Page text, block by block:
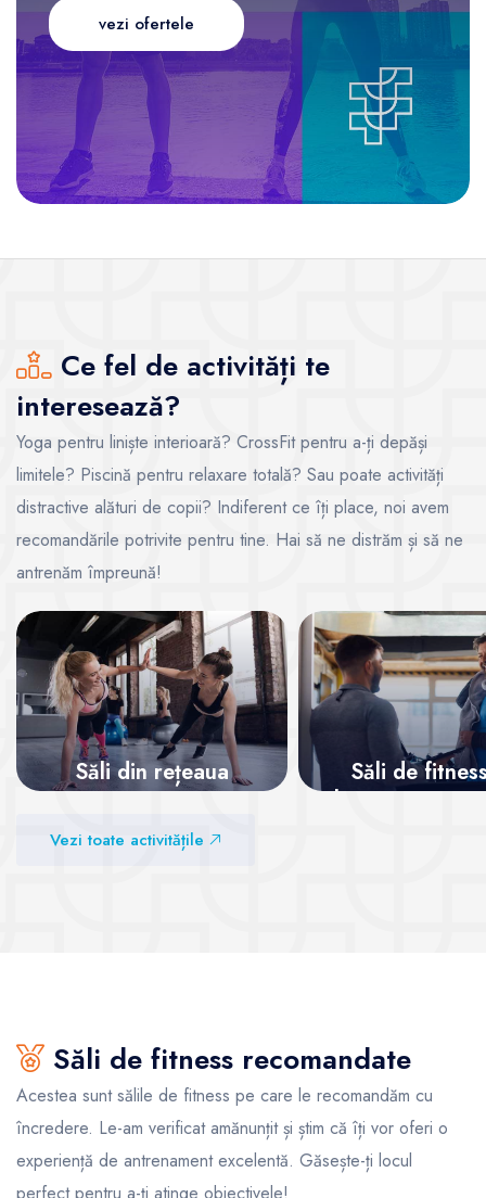
vezi ofertele
Ce fel de activități te
interesează?
Yoga pentru liniște interioară? CrossFit pentru a-ți depăși
limitele? Piscină pentru relaxare totală? Sau poate activități
distractive alături de copii? Indiferent ce îți place, noi avem
recomandările potrivite pentru tine. Hai să ne distrăm și să ne
antrenăm împreună!
Săli din rețeaua
SanoPass
Săli de
abonamente
Vezi toate activitățile
Săli de fitness recomandate
Acestea sunt sălile de fitness pe care le recomandăm cu
încredere. Le-am verificat amănunțit și știm că îți vor oferi o
experiență de antrenament excelentă. Găsește-ți locul
perfect pentru a-ți atinge obiectivele!